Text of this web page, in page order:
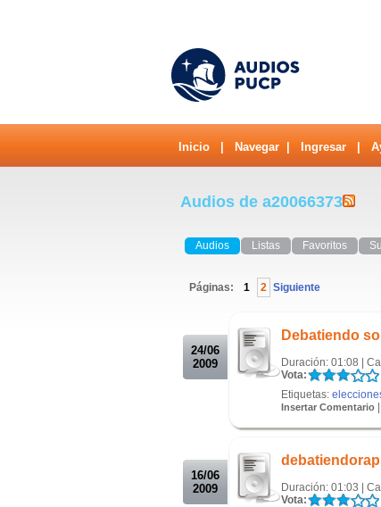
Inicio Navegar Ingresar
Audios de a20066373
Audios Listas Favoritos
Páginas: 1 2 Siguiente
24/06
2009
Debatiendo
Duración: 01:08 |
Vota:
Etiquetas:
Insertar Comentario
16/06
2009
Duración: 01:03 |
Vota: